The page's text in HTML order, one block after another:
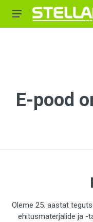
E-pood
Oleme 25. aastat
ehitusmaterjalide ja -